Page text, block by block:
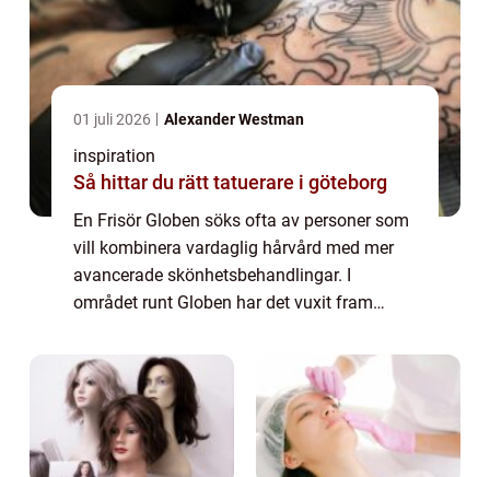
01 juli 2026 Alexander Westman
inspiration
Så hittar du rätt tatuerare i göteborg
En Frisör Globen söks ofta av personer som
vill kombinera vardaglig hårvård med mer
avancerade skönhetsbehandlingar. I
området runt Globen har det vuxit fram
hår...